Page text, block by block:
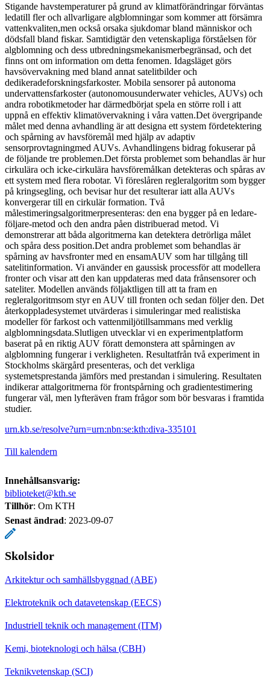
Stigande havstemperaturer på grund av klimatförändringar förväntas
ledatill fler och allvarligare algblomningar som kommer att försämra
vattenkvaliten,men också orsaka sjukdomar bland människor och
dödsfall bland fiskar. Samtidigtär den vetenskapliga förståelsen för
algblomning och dess utbredningsmekanismerbegränsad, och det
finns ont om information om detta fenomen. Idagsläget görs
havsövervakning med bland annat satelitbilder och
dedikeradeforskningsfarkoster. Mobila sensorer på autonoma
undervattensfarkoster (autonomousunderwater vehicles, AUVs) och
andra robotikmetoder har därmedbörjat spela en större roll i att
uppnå en effektiv klimatövervakning i våra vatten.Det övergripande
målet med denna avhandling är att designa ett system fördetektering
och spårning av havsföremål med hjälp av adaptiv
sensorprovtagningmed AUVs. Avhandlingens bidrag fokuserar på
de följande tre problemen.Det första problemet som behandlas är hur
cirkulära och icke-cirkulära havsföremålkan detekteras och spåras av
ett system med flera robotar. Vi föreslåren regleralgoritm som bygger
på kringsegling, och bevisar hur det resulterar iatt alla AUVs
konvergerar till en cirkulär formation. Två
målestimeringsalgoritmerpresenteras: den ena bygger på en ledare-
följare-metod och den andra påen distribuerad metod. Vi
demonstrerar att båda algoritmerna kan detektera detrörliga målet
och spåra dess position.Det andra problemet som behandlas är
spårning av havsfronter med en ensamAUV som har tillgång till
satelitinformation. Vi använder en gaussisk processför att modellera
fronter och visar att den kan uppdateras med data frånsensorer och
sateliter. Modellen används följaktligen till att ta fram en
regleralgoritmsom styr en AUV till fronten och sedan följer den. Det
återkoppladesystemet utvärderas i simuleringar med realistiska
modeller för farkost och vattenmiljötillsammans med verklig
algblomningsdata.Slutligen utvecklar vi en experimentplatform
baserat på en riktig AUV föratt demonstera att spårningen av
algblomning fungerar i verkligheten. Resultatfrån två experiment in
Stockholms skärgård presenteras, och det verkliga
systemetsprestanda jämförs med prestandan i simulering. Resultaten
indikerar attalgoritmerna för frontspårning och gradientestimering
fungerar väl, men lyfteräven fram frågor som bör besvaras i framtida
studier.
urn.kb.se/resolve?urn=urn:nbn:se:kth:diva-335101
Till kalendern
Innehållsansvarig:
biblioteket@kth.se
Tillhör: Om KTH
Senast ändrad: 2023-09-07
Skolsidor
Arkitektur och samhällsbyggnad (ABE)
Elektroteknik och datavetenskap (EECS)
Industriell teknik och management (ITM)
Kemi, bioteknologi och hälsa (CBH)
Teknikvetenskap (SCI)